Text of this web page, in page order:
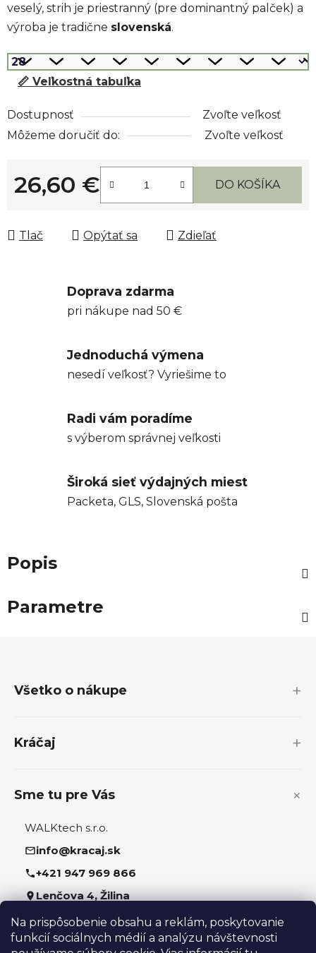
Na prispôsobenie obsahu a reklám, poskytovanie
funkcií sociálnych médií a analýzu návštevnosti
veselý, strih je priestranný (pre dominantný palček) a
výroba je tradične slovenská.
📏 Veľkostná tabuľka
Dostupnosť
Zvoľte veľkosť
Môžeme doručiť do:
Zvoľte veľkosť
26,60 €
Jednotková cena:
DO KOŠÍKA
Tlač Opýtať sa Zdieľať
Doprava zdarma
pri nákupe nad 50 €
Jednoduchá výmena
nesedí veľkosť? Vyriešime to
Radi vám poradíme
s výberom správnej veľkosti
Široká sieť výdajných miest
Packeta, GLS, Slovenská pošta
Popis
Parametre
Všetko o nákupe
Kráčaj
Sme tu pre Vás
WALKtech s.r.o.
info@kracaj.sk
+421 947 969 866
Lenčova 4, Žilina
Sledujte nás